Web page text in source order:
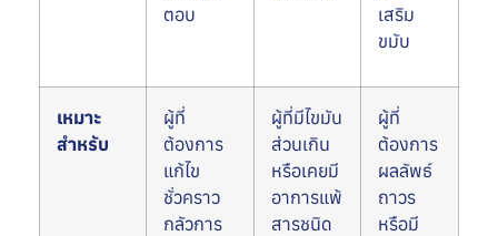
ตอบ
เสริม
ขมับ
เหมาะ
สำหรับ
ผู้ที่
ต้องการ
แก้ไข
ชั่วคราว
กลัวการ
ผู้ที่มีไขมัน
ส่วนเกิน
หรือเคยมี
อาการแพ้
สารชนิด
ผู้ที่
ต้องการ
ผลลัพธ์
ถาวร
หรือมี